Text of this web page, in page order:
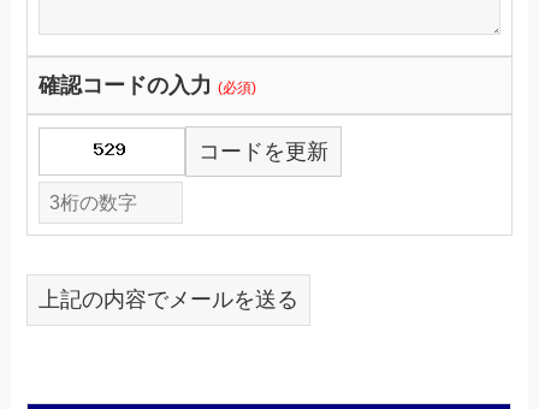
確認コードの入力(必須)
コードを更新
上記の内容でメールを送る